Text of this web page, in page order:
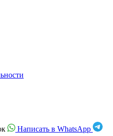
Написать в WhatsApp